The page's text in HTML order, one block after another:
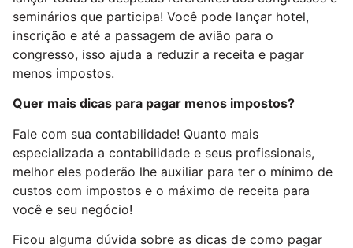
seminários que participa! Você pode lançar hotel,
inscrição e até a passagem de avião para o
congresso, isso ajuda a reduzir a receita e pagar
menos impostos.
Quer mais dicas para pagar menos impostos?
Fale com sua contabilidade! Quanto mais
especializada a contabilidade e seus profissionais,
melhor eles poderão lhe auxiliar para ter o mínimo de
custos com impostos e o máximo de receita para
você e seu negócio!
Ficou alguma dúvida sobre as dicas de como pagar